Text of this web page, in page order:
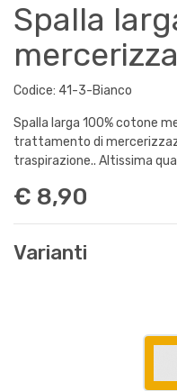
Spalla
Codice: 41-3-Bianco
Spalla larga 100% cotone
trattamento di
traspirazione.. Altissima
€ 8,90
Varianti